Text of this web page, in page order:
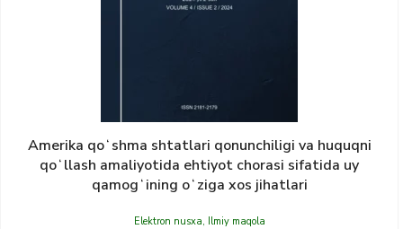
Amerika qoʻshma shtatlari qonunchiligi va huquqni
qoʻllash amaliyotida ehtiyot chorasi sifatida uy
qamogʻining oʻziga xos jihatlari
Elektron nusxa, Ilmiy maqola